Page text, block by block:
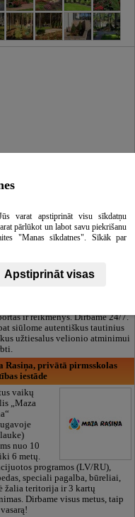
SIA
be
ir reikmenys. Dirbame 24/7.
siūlome autentiškus tautinius
užtiesalus velionio atminimui
Rasiņa, privātā pirmsskolas
iestāde
vaikų
„Maza
nuo 10
6 metų.
programos (LV/RU),
speciali pagalba, būreliai,
žalia teritorija ir 3 kartų
Dirbame visus metus, taip
varat apstiprināt visu sīkdatņu
pārlūkot un labot savu piekrišanu
"Manas sīkdatnes". Sīkāk par
Apstiprināt visas